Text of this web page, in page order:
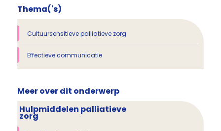
Thema('s)
Cultuursensitieve palliatieve zorg
Effectieve communicatie
Meer over dit onderwerp
Hulpmiddelen palliatieve
zorg